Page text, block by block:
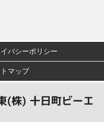
バシーポリシー
マップ
(株) 十日町ビーエ